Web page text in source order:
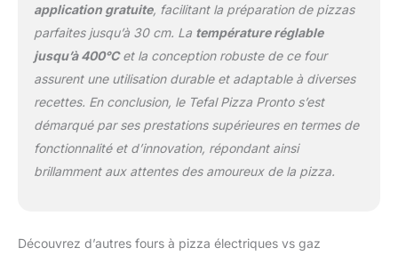
monde, pour contribuer
à la protection de
réduction des déchets.
INCLUS : four à pizza,
pelle à pizza et pierre
rotative en cordiérite. A
acheter séparément une
bouteille de gaz (propane
recommandé) avec
COMPACT : pieds
application gratuite, facilitant la préparation de pizzas
parfaites jusqu’à 30 cm. La température réglable
jusqu’à 400°Cet la conception robuste de ce four
assurent une utilisation durable et adaptable à diverses
recettes. En conclusion, le Tefal Pizza Pronto s’est
démarqué par ses prestations supérieures en termes de
fonctionnalité et d’innovation, répondant ainsi
brillamment aux attentes des amoureux de la pizza.
Découvrez d’autres fours à pizza électriques vs gaz